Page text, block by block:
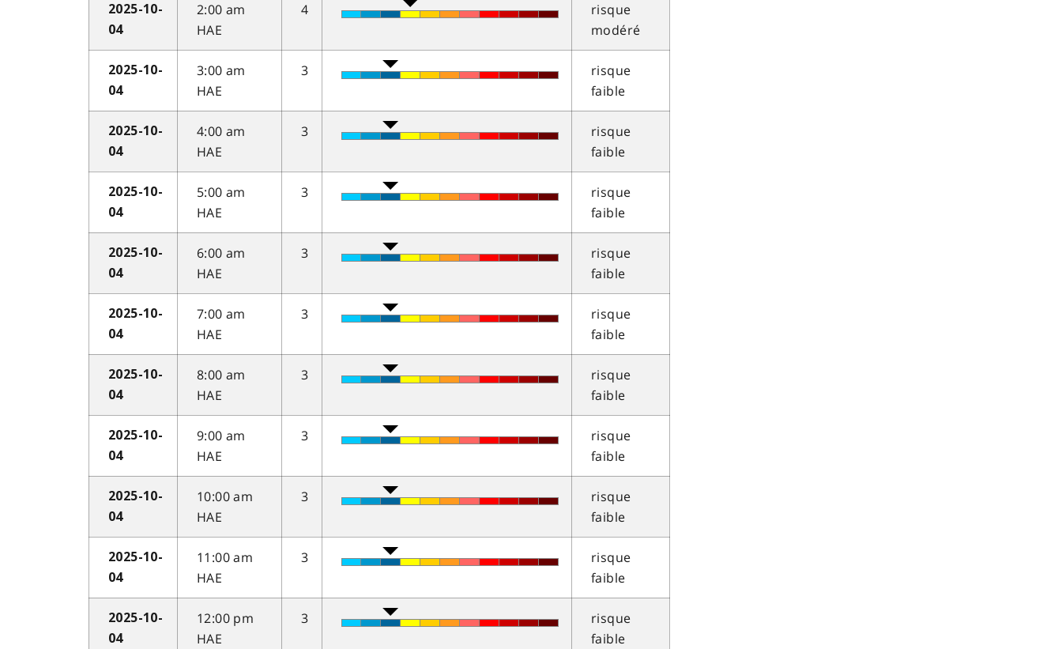
2025-10-
04
2:00 am
HAE
4
risque
modéré
2025-10-
04
3:00 am
HAE
3
risque
faible
2025-10-
04
4:00 am
HAE
3
risque
faible
2025-10-
04
5:00 am
HAE
3
risque
faible
2025-10-
04
6:00 am
HAE
3
risque
faible
2025-10-
04
7:00 am
HAE
3
risque
faible
2025-10-
04
8:00 am
HAE
3
risque
faible
2025-10-
04
9:00 am
HAE
3
risque
faible
2025-10-
04
10:00 am
HAE
3
risque
faible
2025-10-
04
11:00 am
HAE
3
risque
faible
2025-10-
04
12:00 pm
HAE
3
risque
faible